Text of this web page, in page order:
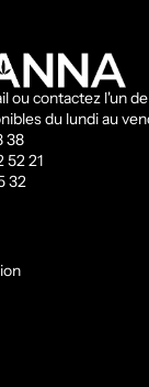
ou contactez l'un
du lundi au
38
52 21
32